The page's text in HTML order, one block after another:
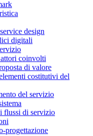
design
digitali
coinvolti
di valore
costitutivi del
del servizio
flussi di servizio
progettazione